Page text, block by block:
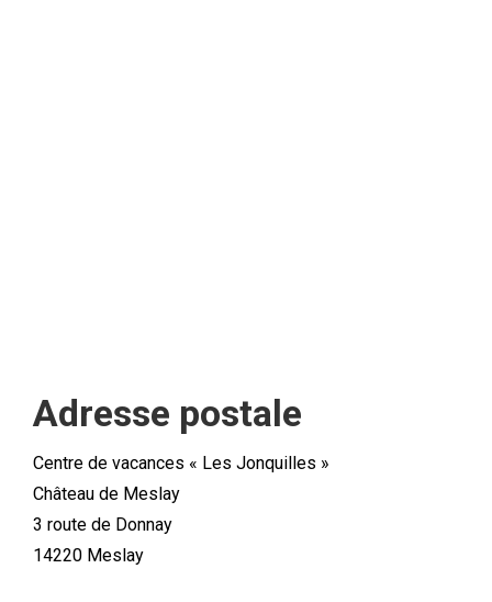
Adresse postale
Centre de vacances « Les Jonquilles »
Château de Meslay
3 route de Donnay
14220 Meslay